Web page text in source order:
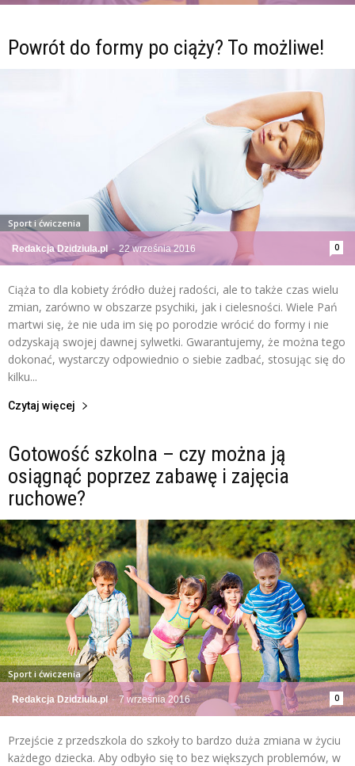
Powrót do formy po ciąży? To możliwe!
Redakcja Dzidziula.pl - 22 września 2016 0
Sport i ćwiczenia
Ciąża to dla kobiety źródło dużej radości, ale to także czas wielu
zmian, zarówno w obszarze psychiki, jak i cielesności. Wiele Pań
martwi się, że nie uda im się po porodzie wrócić do formy i nie
odzyskają swojej dawnej sylwetki. Gwarantujemy, że można tego
dokonać, wystarczy odpowiednio o siebie zadbać, stosując się do
kilku...
Czytaj więcej
Gotowość szkolna – czy można ją
osiągnąć poprzez zabawę i zajęcia
ruchowe?
Redakcja Dzidziula.pl - 7 września 2016 0
Sport i ćwiczenia
Przejście z przedszkola do szkoły to bardzo duża zmiana w życiu
każdego dziecka. Aby odbyło się to bez większych problemów, w